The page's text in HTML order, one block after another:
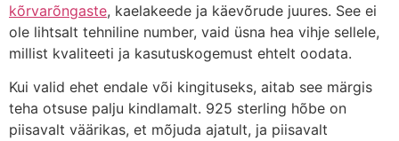
kõrvarõngaste, kaelakeede ja käevõrude juures. See ei
ole lihtsalt tehniline number, vaid üsna hea vihje sellele,
millist kvaliteeti ja kasutuskogemust ehtelt oodata.
Kui valid ehet endale või kingituseks, aitab see märgis
teha otsuse palju kindlamalt. 925 sterling hõbe on
piisavalt väärikas, et mõjuda ajatult, ja piisavalt